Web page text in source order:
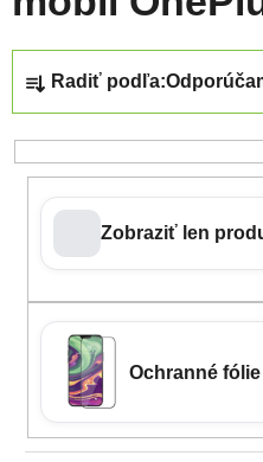
Radiť podľa:
Zobraziť len
Ochranné